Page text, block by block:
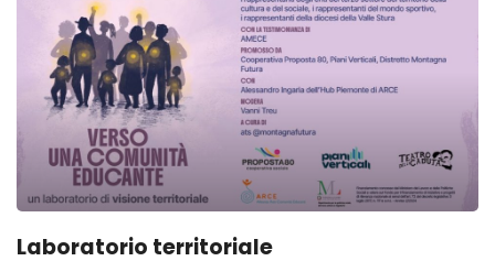
Laboratorio territoriale